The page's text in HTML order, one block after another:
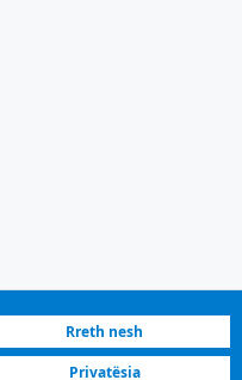
Rreth nesh
Privatësia